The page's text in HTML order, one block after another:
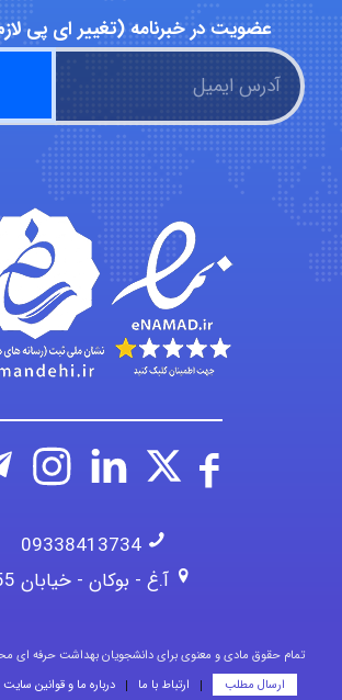
عضویت در خبرنامه (تغییر ای پی
09338413734
آ.غ - بوکان - خیابان 55
تمام حقوق مادی و معنوی برای دانشجویان بهداشت حرفه ای
ارسال مطلب
ارتباط با ما درباره ما و قوانین سایت